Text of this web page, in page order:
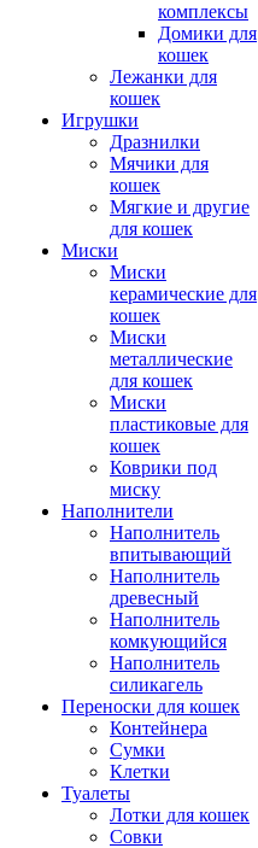
комплексы
Домики для
кошек
Лежанки для
кошек
Игрушки
Дразнилки
Мячики для
кошек
Мягкие и другие
для кошек
Миски
Миски
керамические для
кошек
Миски
металлические
для кошек
Миски
пластиковые для
кошек
Коврики под
миску
Наполнители
Наполнитель
впитывающий
Наполнитель
древесный
Наполнитель
комкующийся
Наполнитель
силикагель
Переноски для кошек
Контейнера
Сумки
Клетки
Туалеты
Лотки для кошек
Совки